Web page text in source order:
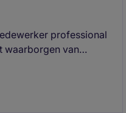
professional
waarborgen van